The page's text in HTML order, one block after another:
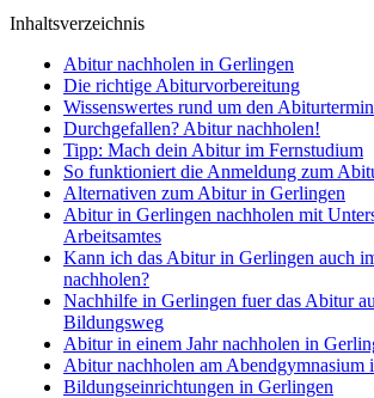
Inhaltsverzeichnis
Abitur nachholen in Gerlingen
Die richtige Abiturvorbereitung
Wissenswertes rund um den Abiturtermin
Durchgefallen? Abitur nachholen!
Tipp: Mach dein Abitur im Fernstudium
So funktioniert die Anmeldung zum
Alternativen zum Abitur in Gerlingen
Abitur in Gerlingen nachholen mit
Arbeitsamtes
Kann ich das Abitur in Gerlingen auch
nachholen?
Nachhilfe in Gerlingen fuer das Abitur
Bildungsweg
Abitur in einem Jahr nachholen in
Abitur nachholen am Abendgymnasium
Bildungseinrichtungen in Gerlingen